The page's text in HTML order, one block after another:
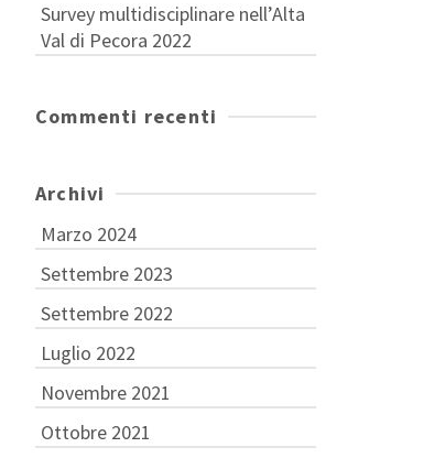
Survey multidisciplinare nell’Alta
Val di Pecora 2022
Commenti recenti
Archivi
Marzo 2024
Settembre 2023
Settembre 2022
Luglio 2022
Novembre 2021
Ottobre 2021